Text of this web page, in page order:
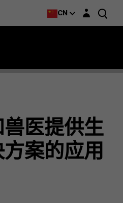
CN Login layer
医提供生
案的应用